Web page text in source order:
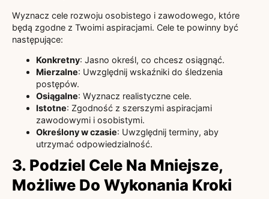
Wyznacz cele rozwoju osobistego i zawodowego, które
będą zgodne z Twoimi aspiracjami. Cele te powinny być
następujące:
Konkretny: Jasno określ, co chcesz osiągnąć.
Mierzalne: Uwzględnij wskaźniki do śledzenia
postępów.
Osiągalne: Wyznacz realistyczne cele.
Istotne: Zgodność z szerszymi aspiracjami
zawodowymi i osobistymi.
Określony w czasie: Uwzględnij terminy, aby
utrzymać odpowiedzialność.
3. Podziel Cele Na Mniejsze,
Możliwe Do Wykonania Kroki